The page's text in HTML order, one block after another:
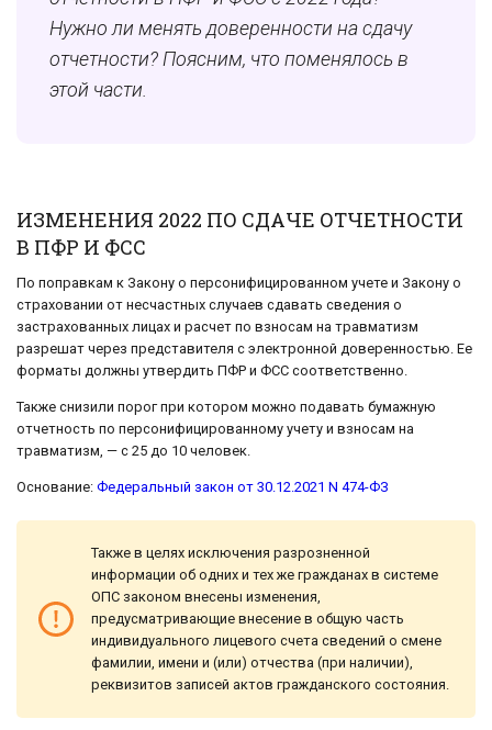
Нужно ли менять доверенности на сдачу
отчетности? Поясним, что поменялось в
этой части.
ИЗМЕНЕНИЯ 2022 ПО СДАЧЕ ОТЧЕТНОСТИ
В ПФР И ФСС
По поправкам к Закону о персонифицированном учете и Закону о
страховании от несчастных случаев сдавать сведения о
застрахованных лицах и расчет по взносам на травматизм
разрешат через представителя с электронной доверенностью. Ее
форматы должны утвердить ПФР и ФСС соответственно.
Также снизили порог при котором можно подавать бумажную
отчетность по персонифицированному учету и взносам на
травматизм, — с 25 до 10 человек.
Основание: Федеральный закон от 30.12.2021 N 474-ФЗ
Также в целях исключения разрозненной
информации об одних и тех же гражданах в системе
ОПС законом внесены изменения,
предусматривающие внесение в общую часть
индивидуального лицевого счета сведений о смене
фамилии, имени и (или) отчества (при наличии),
реквизитов записей актов гражданского состояния.